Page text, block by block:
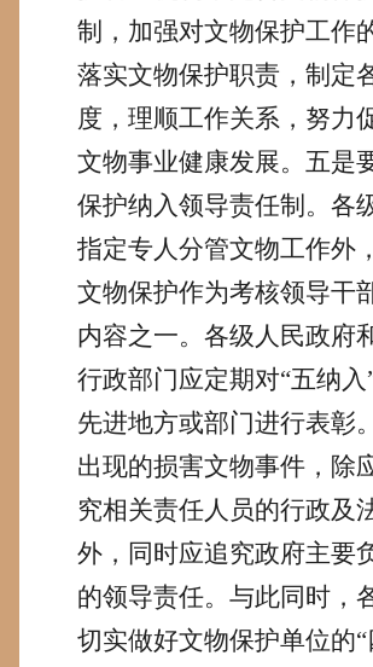
制，加强对文物保护工作
落实文物保护职责，制定
度，理顺工作关系，努力
文物事业健康发展。 五是
保护纳入领导责任制。 各
指定专人分管文物工作外
文物保护作为考核领导干
内容之一。各级人民政府
行政部门应定期对“五纳入
先进地方或部门进行表彰
出现的损害文物事件，除
究相关责任人员的行政及
外，同时应追究政府主要
的领导责任。与此同时，
切实做好文物保护单位的“